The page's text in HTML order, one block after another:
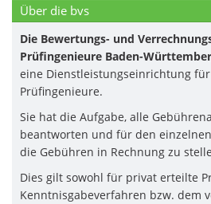
Über die bvs
Die Bewertungs- und
Prüfingenieure Baden-
eine Dienstleistungseinrichtung
Prüfingenieure.
Sie hat die Aufgabe, alle
beantworten und für den
die Gebühren in Rechnung zu
Dies gilt sowohl für privat erteilte
Kenntnisgabeverfahren bzw. dem